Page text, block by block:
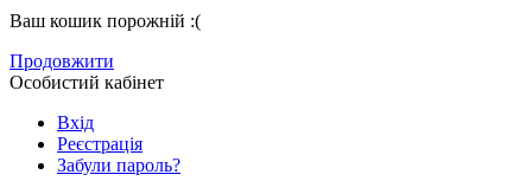
Ваш кошик порожній :(
Продовжити
Особистий кабінет
Вхід
Реєстрація
Забули пароль?